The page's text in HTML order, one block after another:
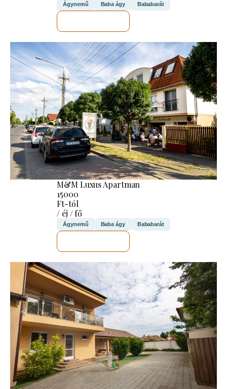
Ágynemű Baba ágy Bababarát
M&M Luxus Apartman
15000
Ft-tól
/ éj / fő
Ágynemű Baba ágy Bababarát